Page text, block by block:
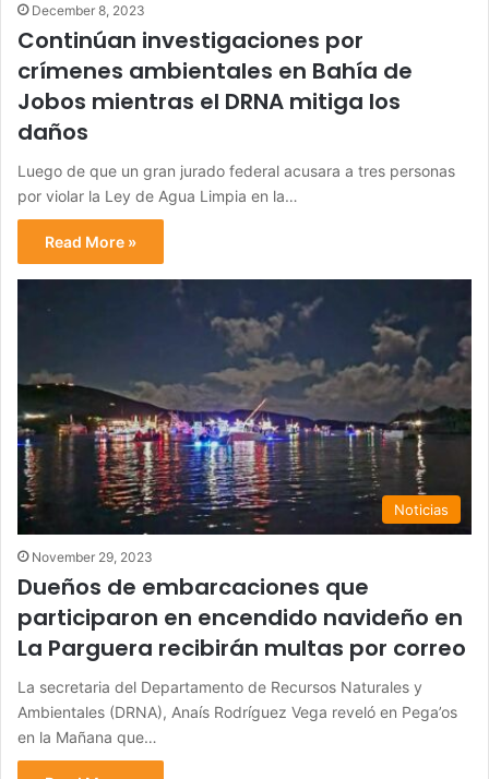
December 8, 2023
Continúan investigaciones por
crímenes ambientales en Bahía de
Jobos mientras el DRNA mitiga los
daños
Luego de que un gran jurado federal acusara a tres personas
por violar la Ley de Agua Limpia en la…
Read More »
Noticias
November 29, 2023
Dueños de embarcaciones que
participaron en encendido navideño en
La Parguera recibirán multas por correo
La secretaria del Departamento de Recursos Naturales y
Ambientales (DRNA), Anaís Rodríguez Vega reveló en Pega’os
en la Mañana que…